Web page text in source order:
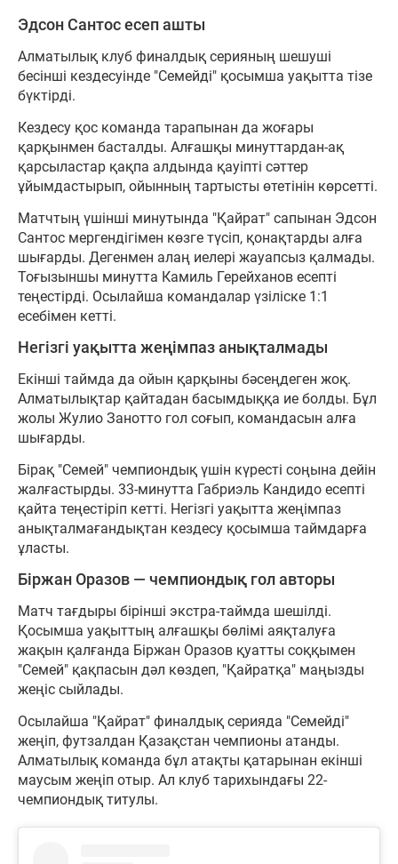
Эдсон Сантос есеп ашты
Алматылық клуб финалдық серияның шешуші
бесінші кездесуінде "Семейді" қосымша уақытта тізе
бүктірді.
Кездесу қос команда тарапынан да жоғары
қарқынмен басталды. Алғашқы минуттардан-ақ
қарсыластар қақпа алдында қауіпті сәттер
ұйымдастырып, ойынның тартысты өтетінін көрсетті.
Матчтың үшінші минутында "Қайрат" сапынан Эдсон
Сантос мергендігімен көзге түсіп, қонақтарды алға
шығарды. Дегенмен алаң иелері жауапсыз қалмады.
Тоғызыншы минутта Камиль Герейханов есепті
теңестірді. Осылайша командалар үзіліске 1:1
есебімен кетті.
Негізгі уақытта жеңімпаз анықталмады
Екінші таймда да ойын қарқыны бәсеңдеген жоқ.
Алматылықтар қайтадан басымдыққа ие болды. Бұл
жолы Жулио Занотто гол соғып, командасын алға
шығарды.
Бірақ "Семей" чемпиондық үшін күресті соңына дейін
жалғастырды. 33-минутта Габриэль Кандидо есепті
қайта теңестіріп кетті. Негізгі уақытта жеңімпаз
анықталмағандықтан кездесу қосымша таймдарға
ұласты.
Біржан Оразов — чемпиондық гол авторы
Матч тағдыры бірінші экстра-таймда шешілді.
Қосымша уақыттың алғашқы бөлімі аяқталуға
жақын қалғанда Біржан Оразов қуатты соққымен
"Семей" қақпасын дәл көздеп, "Қайратқа" маңызды
жеңіс сыйлады.
Осылайша "Қайрат" финалдық серияда "Семейді"
жеңіп, футзалдан Қазақстан чемпионы атанды.
Алматылық команда бұл атақты қатарынан екінші
маусым жеңіп отыр. Ал клуб тарихындағы 22-
чемпиондық титулы.